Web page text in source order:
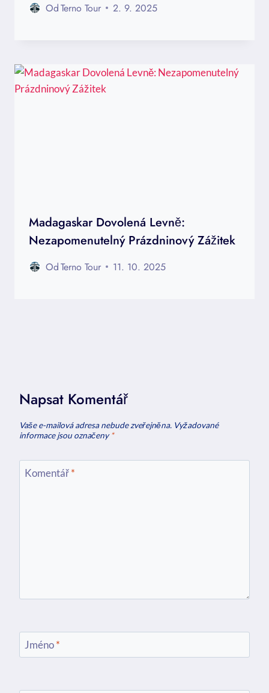
OdTerno Tour 2. 9. 2025
Madagaskar Dovolená Levně:
Nezapomenutelný Prázdninový Zážitek
OdTerno Tour 11. 10. 2025
Napsat Komentář
Vaše e-mailová adresa nebude zveřejněna. Vyžadované
informace jsou označeny*
Komentář*
Jméno*